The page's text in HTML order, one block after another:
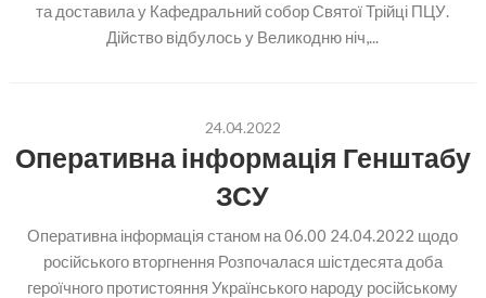
та доставила у Кафедральний собор Святої Трійці ПЦУ.
Дійство відбулось у Великодню ніч,...
24.04.2022
Оперативна інформація Генштабу
ЗСУ
Оперативна інформація станом на 06.00 24.04.2022 щодо
російського вторгнення Розпочалася шістдесята доба
героїчного протистояння Українського народу російському